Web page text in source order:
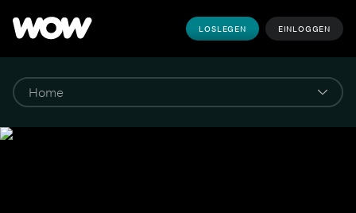
LOSLEGEN EINLOGGEN